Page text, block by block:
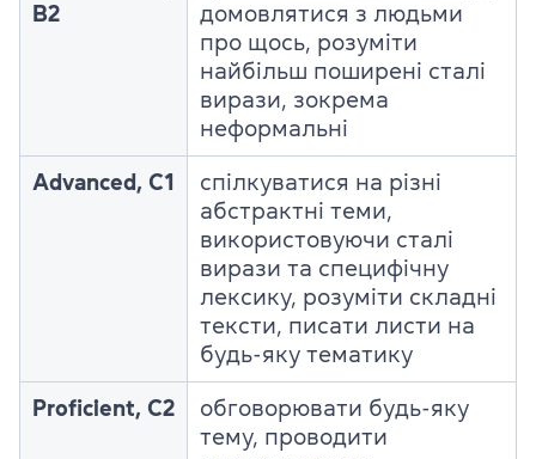
B2
домовлятися з людьми
про щось, розуміти
найбільш поширені сталі
вирази, зокрема
неформальні
Advanced, C1
спілкуватися на різні
абстрактні теми,
використовуючи сталі
вирази та специфічну
лексику, розуміти складні
тексти, писати листи на
будь-яку тематику
Proficient, C2
обговорювати будь-яку
тему, проводити